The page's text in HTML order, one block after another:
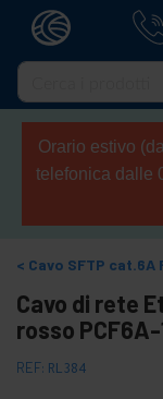
Orario estivo
telefonica dalle
Cavo SFTP cat.6A
Cavo di rete
rosso
REF: RL384